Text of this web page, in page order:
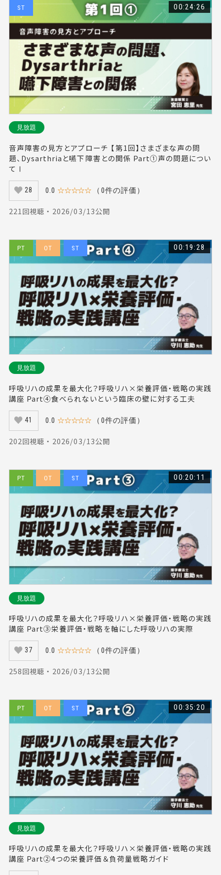
ST 00:24:26
見放題
音声障害の見方とアプローチ 【第1回】さまざまな声の問
題、Dysarthriaと嚥下障害との関係 Part①声の問題につい
てⅠ
28 0.0 ☆☆☆☆☆ （0件の評価）
221回視聴 ・ 2026/03/13公開
PT OT ST 00:19:28
見放題
呼吸リハの成果を最大化？呼吸リハ×栄養評価・戦略の実践
講座 Part④食べられないという臨床の壁に対する工夫
41 0.0 ☆☆☆☆☆ （0件の評価）
202回視聴 ・ 2026/03/13公開
PT OT ST 00:20:11
見放題
呼吸リハの成果を最大化？呼吸リハ×栄養評価・戦略の実践
講座 Part③栄養評価・戦略を軸にした呼吸リハの実際
37 0.0 ☆☆☆☆☆ （0件の評価）
258回視聴 ・ 2026/03/13公開
PT OT ST 00:35:20
見放題
呼吸リハの成果を最大化？呼吸リハ×栄養評価・戦略の実践
講座 Part②4つの栄養評価＆負荷量戦略ガイド